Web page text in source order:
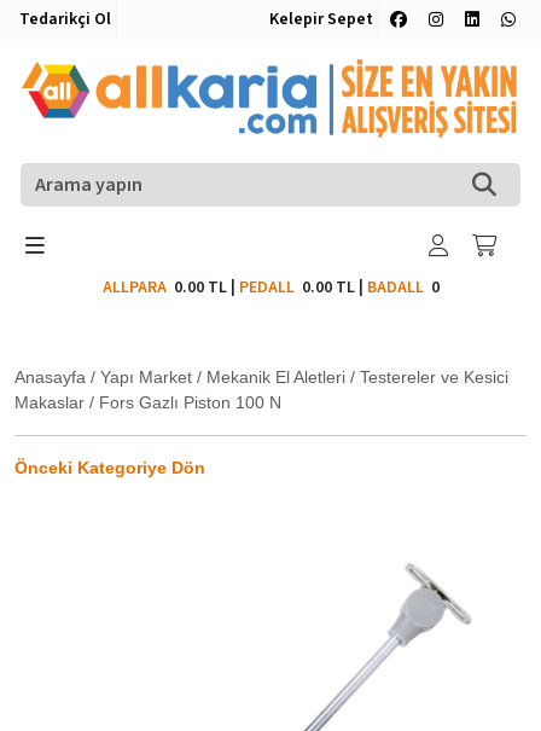
Tedarikçi Ol Kelepir Sepet
ALLPARA 0.00 TL| PEDALL 0.00 TL| BADALL0
Anasayfa / Yapı Market / Mekanik El Aletleri / Testereler ve Kesici
Makaslar / Fors Gazlı Piston 100 N
Önceki Kategoriye Dön